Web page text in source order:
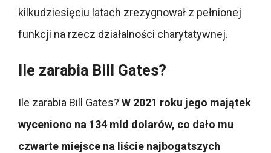
kilkudziesięciu latach zrezygnował z pełnionej
funkcji na rzecz działalności charytatywnej.
Ile zarabia Bill Gates?
Ile zarabia Bill Gates? W 2021 roku jego majątek
wyceniono na 134 mld dolarów, co dało mu
czwarte miejsce na liście najbogatszych